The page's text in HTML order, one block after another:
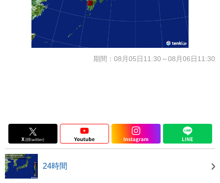
期間：08月05日11:30～08月06日11:30
24時間